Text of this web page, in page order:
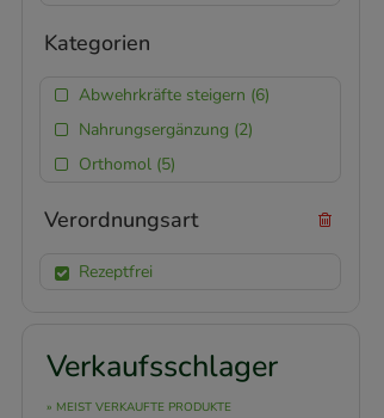
Kategorien
Abwehrkräfte steigern (6)
Nahrungsergänzung (2)
Orthomol (5)
Verordnungsart
Rezeptfrei
Verkaufsschlager
» MEIST VERKAUFTE PRODUKTE